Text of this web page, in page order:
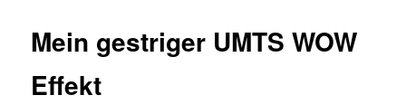
Mein gestriger UMTS WOW
Effekt